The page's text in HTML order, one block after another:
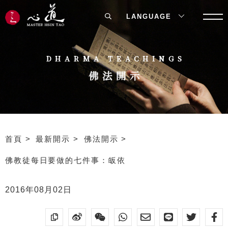
DHARMA TEACHINGS
佛法開示
首頁 最新開示 佛法開示
佛教徒每日要做的七件事：皈依
2016年08月02日
LANGUAGE